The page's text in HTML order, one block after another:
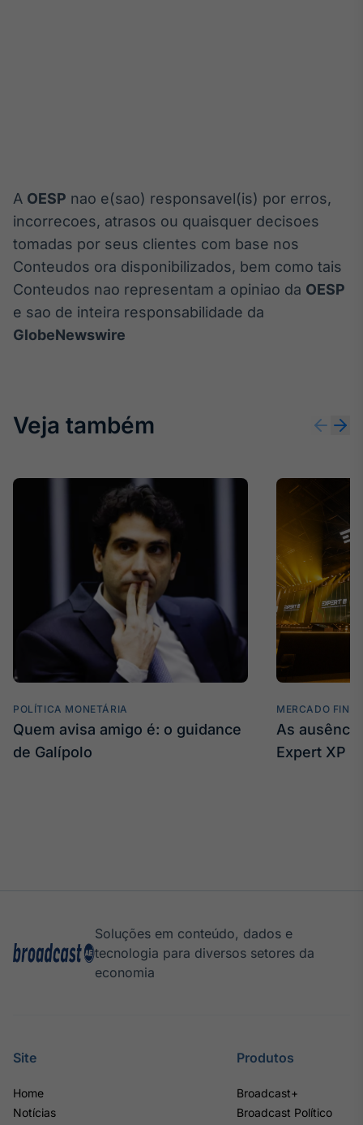
A OESP nao e(sao) responsavel(is) por erros,
incorrecoes, atrasos ou quaisquer decisoes
tomadas por seus clientes com base nos
Conteudos ora disponibilizados, bem como tais
Conteudos nao representam a opiniao da OESP
e sao de inteira responsabilidade da
GlobeNewswire
Veja também
POLÍTICA MONETÁRIA
Quem avisa amigo é: o guidance
de Galípolo
MERCADO
As
Expert XP
Soluções em conteúdo, dados e
tecnologia para diversos setores da
economia
Site
Home
Notícias
Produtos
Broadcast+
Broadcast Político